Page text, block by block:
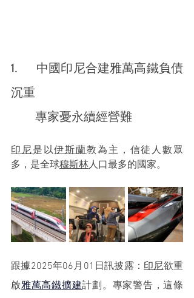
1.      中國印尼合建雅萬高鐵負債
沉重
	專家憂永續經營難
印尼是以伊斯蘭教為主，信徒人數眾
多，是全球穆斯林人口最多的國家。
跟據2025年06月01日訊披露： 印尼欲重
啟雅萬高鐵擴建計劃。專家警告，這條